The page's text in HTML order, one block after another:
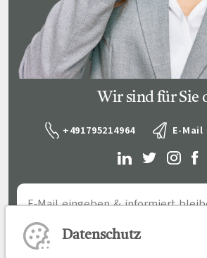
Wir sind für Sie
+491795214964 E-
Datenschutz